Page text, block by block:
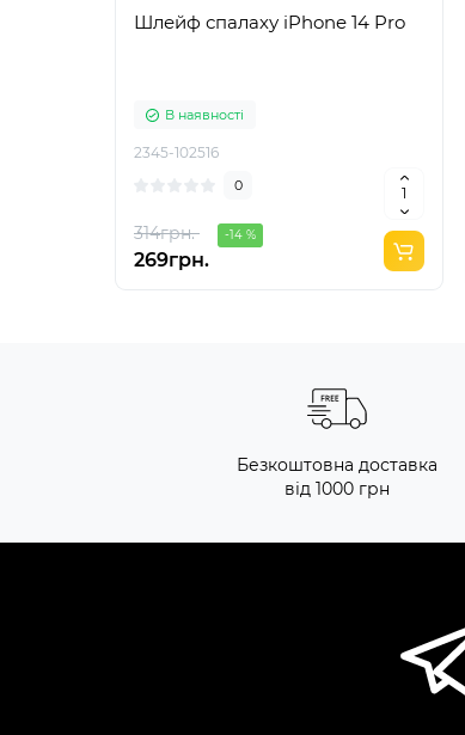
Шлейф спалаху iPhone 14 Pro
В наявності
2345-102516
0
314грн. -14 %
269грн.
Безкоштовна доставка
від 1000 грн